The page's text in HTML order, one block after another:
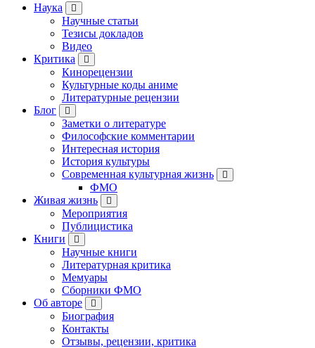
Наука
Научные статьи
Тезисы докладов
Видео
Критика
Кинорецензии
Культурные коды аниме
Литературные рецензии
Блог
Заметки о литературе
Философские комментарии
Интересная история
История культуры
Современная культурная жизнь
ФМО
Живая жизнь
Мероприятия
Публицистика
Книги
Научные книги
Литературная критика
Мемуары
Сборники ФМО
Об авторе
Биография
Контакты
Отзывы, рецензии, критика